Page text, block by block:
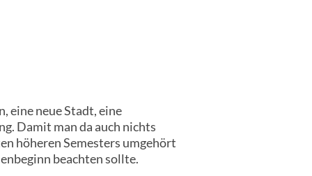
eine neue Stadt, eine
Damit man da auch nichts
höheren Semesters umgehört
beachten sollte.